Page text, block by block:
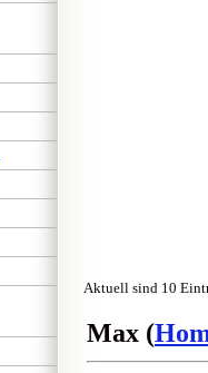
Aktuell sind 10
Max (